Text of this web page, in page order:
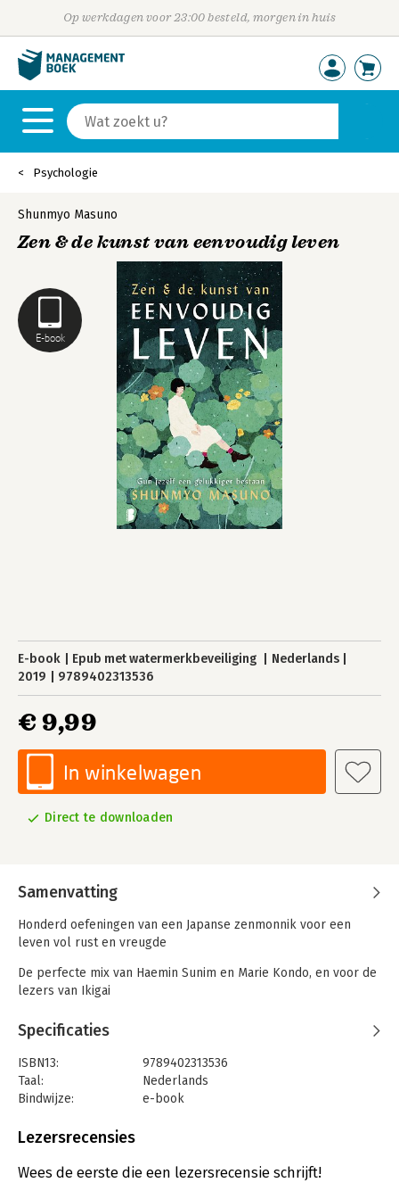
Op werkdagen voor 23:00 besteld, morgen in huis
Psychologie
E-book
Shunmyo Masuno
Zen & de kunst van eenvoudig leven
E-book Epub met watermerkbeveiliging
Nederlands
2019
9789402313536
€ 9,99
In winkelwagen
Direct te downloaden
Samenvatting
Honderd oefeningen van een Japanse zenmonnik voor een
leven vol rust en vreugde
De perfecte mix van Haemin Sunim en Marie Kondo, en voor de
lezers van Ikigai
Hoe fijn zou het zijn als we ons elke dag fris zouden voelen en
vol nieuwe energie? Veel mensen zijn druk of voelen zich
gestrest. Om deze gevoelens tegen te gaan, zoeken we naar
bijzondere ervaringen. Maar omdat die ervaringen geen deel
uitmaken van ons dagelijks leven, verdwijnt dat spannende en
fijne gevoel altijd weer snel. Shunmyo Masuno geeft ons
eenvoudige lessen om ons leven élke dag gemakkelijker en
aangenamer te maken.
Deze Japanse zenmonnik helpt je je leven te vereenvoudigen.
Specificaties
ISBN13:
9789402313536
Taal:
Nederlands
Bindwijze:
e-book
Bestandsformaat:
Verschijningsdatum:
20-8-2019
Lezersrecensies
Wees de eerste die een lezersrecensie schrijft!